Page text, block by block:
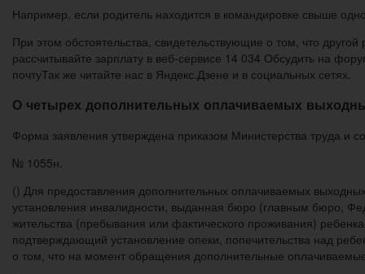
Например, если родитель находится в командировке свыше
При этом обстоятельства, свидетельствующие о том, что
рассчитывайте зарплату в веб-сервисе 14 034 Обсудить на
почтуТак же читайте нас в Яндекс.Дзене и в социальных сетях.
О четырех дополнительных оплачиваемых
Форма заявления утверждена приказом Министерства труда и
№ 1055н.
() Для предоставления дополнительных оплачиваемых
установления инвалидности, выданная бюро (главным бюро,
жительства (пребывания или фактического проживания)
подтверждающий установление опеки, попечительства над
о том, что на момент обращения дополнительные